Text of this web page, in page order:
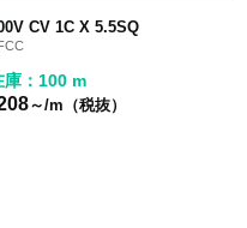
CV 1C X 5.5SQ
庫：100 m
～/m（税抜）